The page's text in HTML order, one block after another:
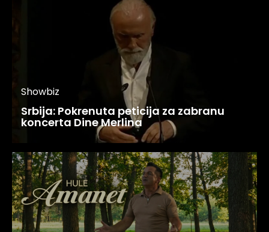
Showbiz
Srbija: Pokrenuta peticija za zabranu
koncerta Dine Merlina